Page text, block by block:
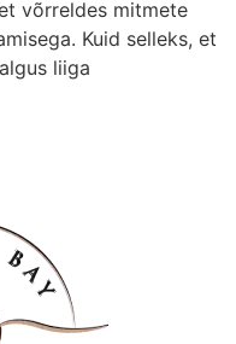
võrreldes mitmete
Kuid selleks, et
liiga